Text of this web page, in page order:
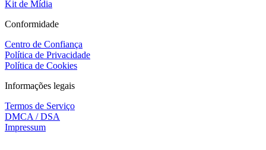
Kit de Mídia
Conformidade
Centro de Confiança
Política de Privacidade
Política de Cookies
Informações legais
Termos de Serviço
DMCA / DSA
Impressum